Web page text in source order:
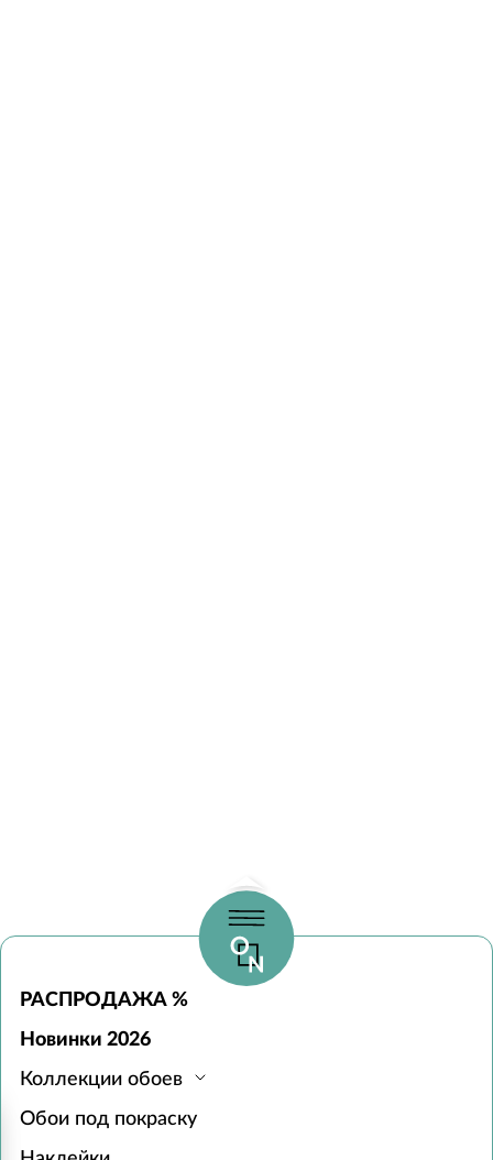
РАСПРОДАЖА %
Новинки 2026
Коллекции обоев
Обои под покраску